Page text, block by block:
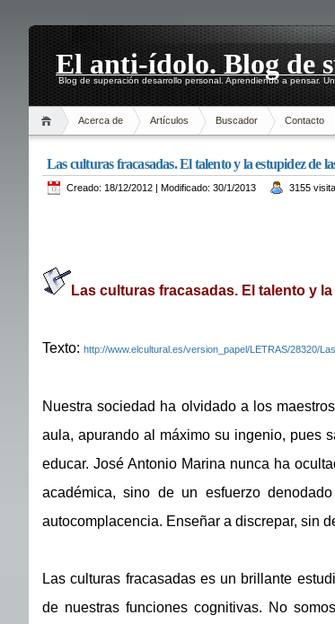
El anti-ídolo. Blog de
Blog de superación desarrollo personal. Aprendiendo a pensar.
Acerca de Artículos Buscador Contacto
Las culturas fracasadas. El talento y la estupidez de
Creado: 18/12/2012 | Modificado: 30/1/2013 3155
Las culturas fracasadas. El talento y
Texto: http://www.elcultural.es/version_papel/LETRAS/28320/
Nuestra sociedad ha olvidado a los
aula, apurando al máximo su ingenio, pues
educar. José Antonio Marina nunca ha
académica, sino de un esfuerzo
autocomplacencia. Enseñar a discrepar, sin
Las culturas fracasadas es un brillante
de nuestras funciones cognitivas. No